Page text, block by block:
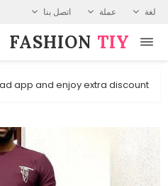
لغة عملة اتصل بنا
FASHION⁠ TIY
app and enjoy extra discount